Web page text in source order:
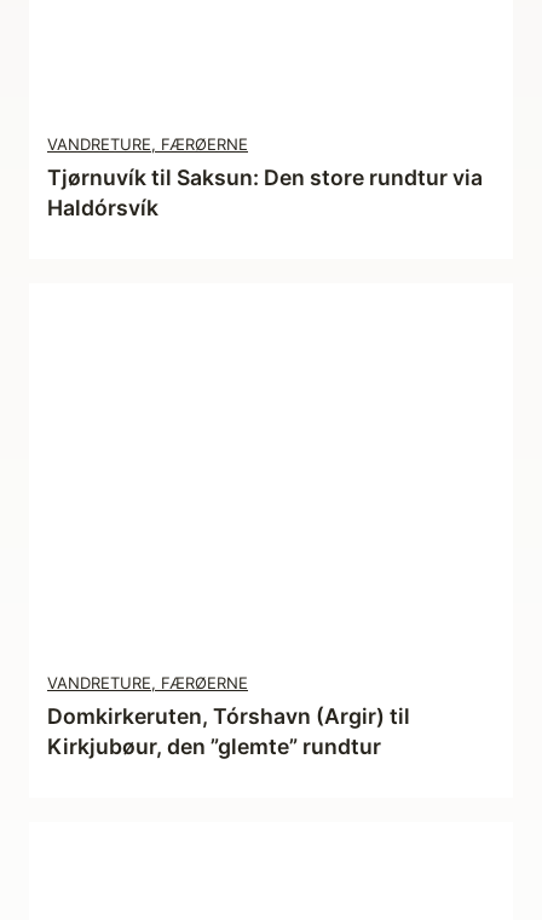
d
VANDRETURE, FÆRØERNE
Tjørnuvík til Saksun: Den store rundtur via
Haldórsvík
VANDRETURE, FÆRØERNE
Domkirkeruten, Tórshavn (Argir) til
Kirkjubøur, den ”glemte” rundtur